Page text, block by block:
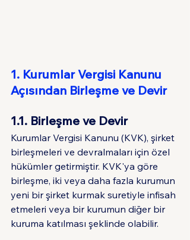
1. Kurumlar Vergisi Kanunu
Açısından Birleşme ve Devir
1.1. Birleşme ve Devir
Kurumlar Vergisi Kanunu (KVK), şirket
birleşmeleri ve devralmaları için özel
hükümler getirmiştir. KVK'ya göre
birleşme, iki veya daha fazla kurumun
yeni bir şirket kurmak suretiyle infisah
etmeleri veya bir kurumun diğer bir
kuruma katılması şeklinde olabilir.